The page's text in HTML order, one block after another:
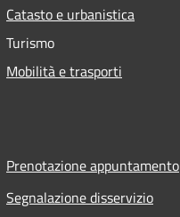
Catasto e urbanistica
Turismo
Mobilità e trasporti
Prenotazione appuntamento
Segnalazione disservizio